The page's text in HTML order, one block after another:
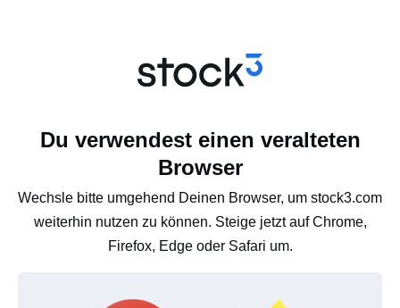
Du verwendest einen veralteten
Browser
Wechsle bitte umgehend Deinen Browser, um stock3.com
weiterhin nutzen zu können. Steige jetzt auf Chrome,
Firefox, Edge oder Safari um.